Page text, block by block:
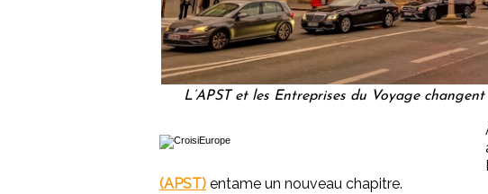
L’APST et les Entreprises du Voyage
(APST) entame un nouveau chapitre.